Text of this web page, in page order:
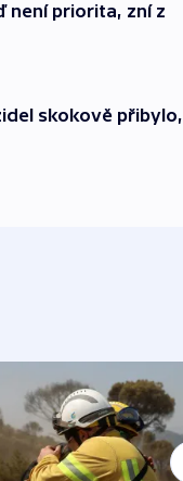
není priorita, zní z
skokově přibylo,